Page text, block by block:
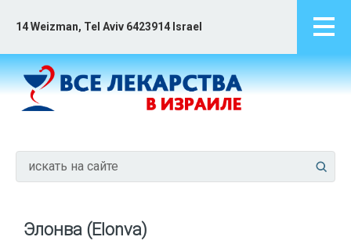
14 Weizman, Tel Aviv 6423914 Israel
Элонва (Elonva)